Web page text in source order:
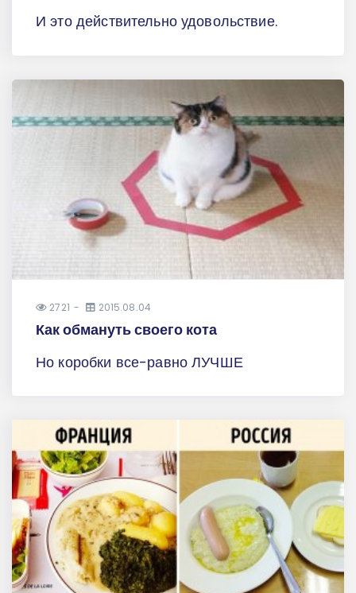
И это действительно удовольствие.
2721 2015.08.04
Как обмануть своего кота
Но коробки все-равно ЛУЧШЕ